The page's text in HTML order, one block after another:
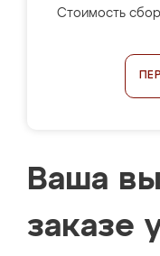
Стоимость
Ваша
заказе